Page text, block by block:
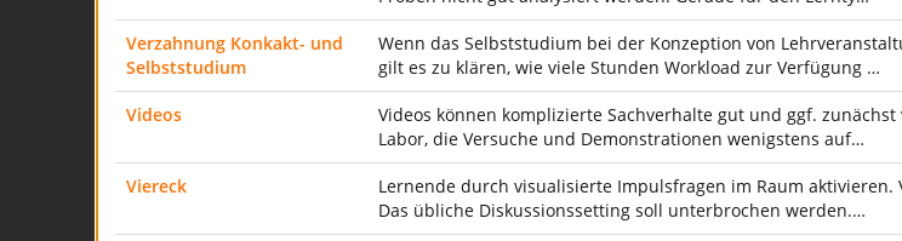
Verzahnung Konkakt- und
Selbststudium
Wenn das Selbststudium bei der Konzeption von
gilt es zu klären, wie viele Stunden Workload zur Verfügung …
Videos
Videos können komplizierte Sachverhalte gut und ggf.
Labor, die Versuche und Demonstrationen wenigstens auf…
Viereck
Lernende durch visualisierte Impulsfragen im Raum
Das übliche Diskussionssetting soll unterbrochen werden.…